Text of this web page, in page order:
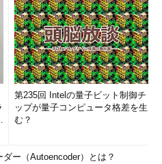
第235回 Intelの量子ビット制御チ
ップが量子コンピュータ格差を生
む？
ダー（Autoencoder）とは？